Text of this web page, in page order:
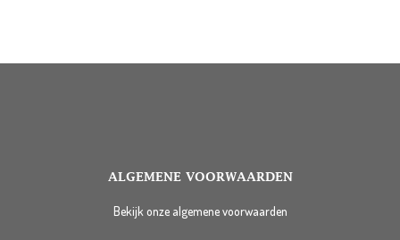
ALGEMENE VOORWAARDEN
Bekijk onze algemene voorwaarden